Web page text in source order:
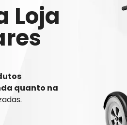
Loja
quanto na